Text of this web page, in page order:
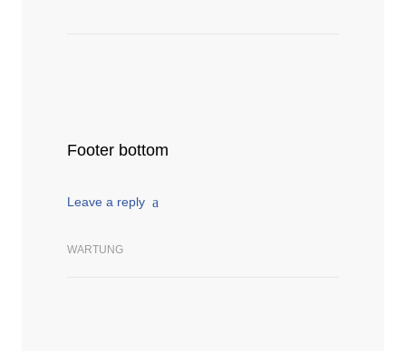
Footer bottom
Leave a reply
WARTUNG